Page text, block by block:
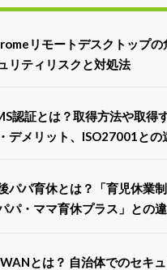
リモートデスクトップの
リティリスクと対処法
認証とは？取得方法や取得
デメリット、ISO27001との
パパ育休とは？「育児休業
パパ・ママ育休プラス」との
とは？ 自治体でのセキ